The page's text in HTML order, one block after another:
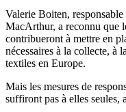
Valerie Boiten,
MacArthur, a reconnu que
contribueront à mettre en
nécessaires à la collecte, à
textiles en Europe.
Mais les mesures de
suffiront pas à elles seules,